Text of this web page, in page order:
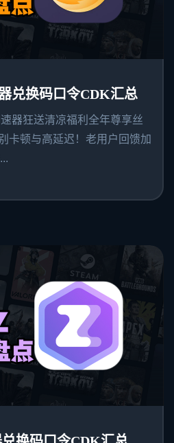
兑换码口令CDK汇总
器狂送清凉福利全年尊享丝
卡顿与高延迟！老用户回馈加